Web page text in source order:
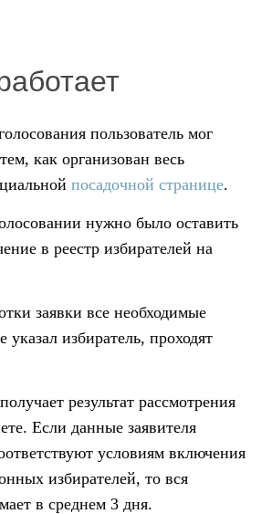
пользователь мог
как организован весь
посадочной странице.
нужно было оставить
в реестр избирателей на
заявки все необходимые
указал избиратель, проходят
результат рассмотрения
Если данные заявителя
условиям включения
избирателей, то вся
в среднем 3 дня.